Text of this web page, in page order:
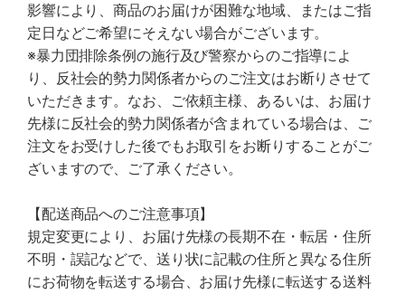
影響により、商品のお届けが困難な地域、またはご指
定日などご希望にそえない場合がございます。
※暴力団排除条例の施行及び警察からのご指導によ
り、反社会的勢力関係者からのご注文はお断りさせて
いただきます。なお、ご依頼主様、あるいは、お届け
先様に反社会的勢力関係者が含まれている場合は、ご
注文をお受けした後でもお取引をお断りすることがご
ざいますので、ご了承ください。
【配送商品へのご注意事項】
規定変更により、お届け先様の長期不在・転居・住所
不明・誤記などで、送り状に記載の住所と異なる住所
にお荷物を転送する場合、お届け先様に転送する送料